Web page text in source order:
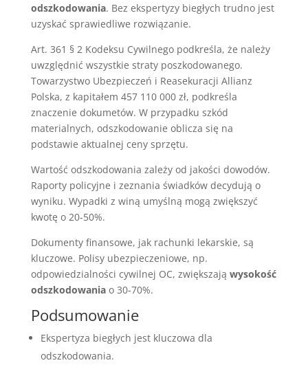
odszkodowania. Bez ekspertyzy biegłych trudno jest
uzyskać sprawiedliwe rozwiązanie.
Art. 361 § 2 Kodeksu Cywilnego podkreśla, że należy
uwzględnić wszystkie straty poszkodowanego.
Towarzystwo Ubezpieczeń i Reasekuracji Allianz
Polska, z kapitałem 457 110 000 zł, podkreśla
znaczenie dokumetów. W przypadku szkód
materialnych, odszkodowanie oblicza się na
podstawie aktualnej ceny sprzętu.
Wartość odszkodowania zależy od jakości dowodów.
Raporty policyjne i zeznania świadków decydują o
wyniku. Wypadki z winą umyślną mogą zwiększyć
kwotę o 20-50%.
Dokumenty finansowe, jak rachunki lekarskie, są
kluczowe. Polisy ubezpieczeniowe, np.
odpowiedzialności cywilnej OC, zwiększają wysokość
odszkodowaniao 30-70%.
Podsumowanie
Ekspertyza biegłych jest kluczowa dla
odszkodowania.